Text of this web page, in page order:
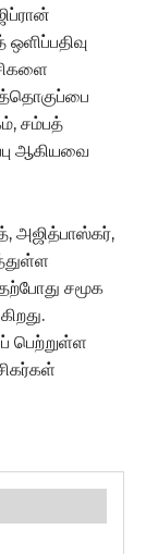
சம்பத்
ஆகியவை
அஜித்பாஸ்கர்,
சமூக
பெற்றுள்ள